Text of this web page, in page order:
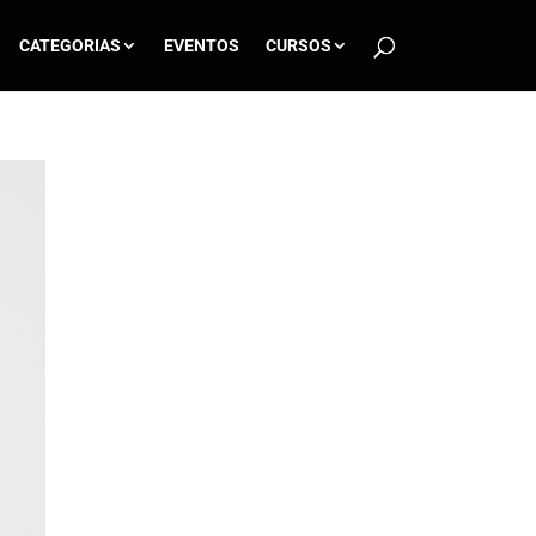
CATEGORIAS EVENTOS CURSOS